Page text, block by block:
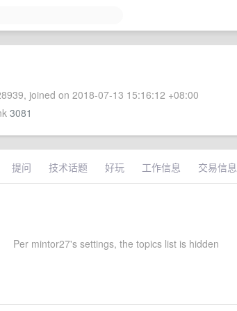
joined on 2018-07-13 15:16:12 +08:00
3081
提问 技术话题 好玩 工作信息 交易信息
Per mintor27's settings, the topics list is hidden